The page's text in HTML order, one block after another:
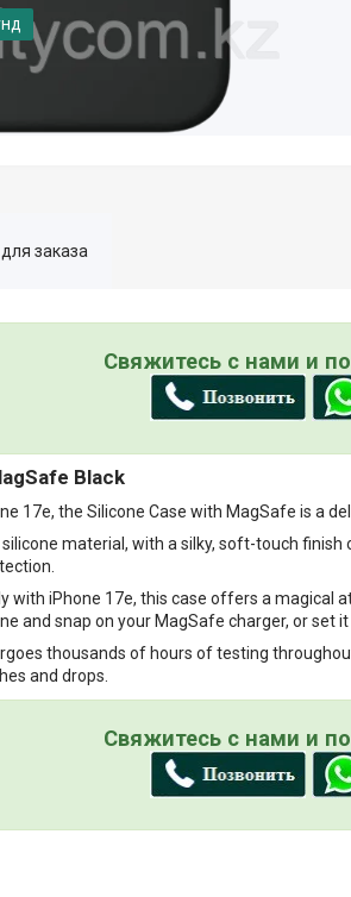
заказа
Свяжитесь с нами и
Black
17e, the Silicone Case with MagSafe is a
material, with a silky, soft-touch
iPhone 17e, this case offers a magical
and snap on your MagSafe charger, or set
thousands of hours of testing
and drops.
Свяжитесь с нами и